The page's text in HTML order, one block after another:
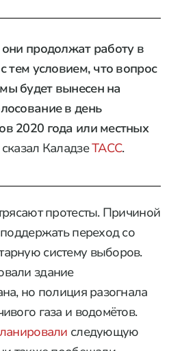
продолжат работу в
тем условием, что вопрос
будет вынесен на
в день
2020 года или местных
КаладзеТАСС.
протесты. Причиной
переход со
систему выборов.
здание
но полиция разогнала
газа и водомётов.
следующую